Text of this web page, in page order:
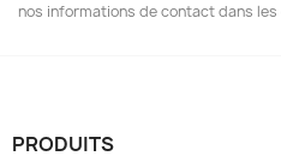
nos informations de contact dans
PRODUITS